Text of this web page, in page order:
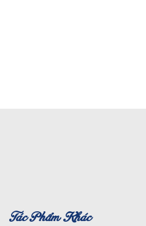
Tác Phẩm Khác